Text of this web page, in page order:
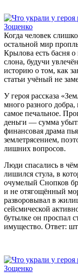
Когда человек
остальной мир
Крылова есть басня
слона, будучи
историю о том, как
статьи учёный не
У героя рассказа
много разного
самое печальное.
деньги — сумма
финансовая драма
землетрясением,
лишних вопросов.
Люди спасались в
лишился стула, в
очумелый Снопков
и не отягощённый
разворовывал в
сейсмической
бутылке он проспал
имущество. Ответ: